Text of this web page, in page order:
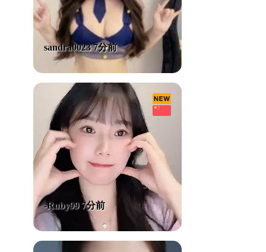
sandra0023 7分前
-Ruby99 7分前